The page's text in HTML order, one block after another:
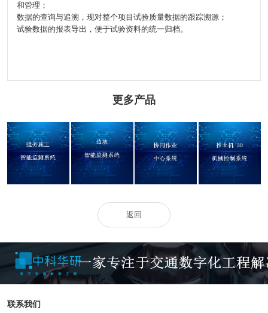
和管理；
数据的查询与追溯，现对整个项目试验质量数据的跟踪溯源；
试验数据的报表导出，便于试验资料的统一归档。
更多产品
强夯施工智能监
测系统
边坡智能监测系
统
协同作业中心系
统
推土机 3D 机械控
制系统
返回
联系我们